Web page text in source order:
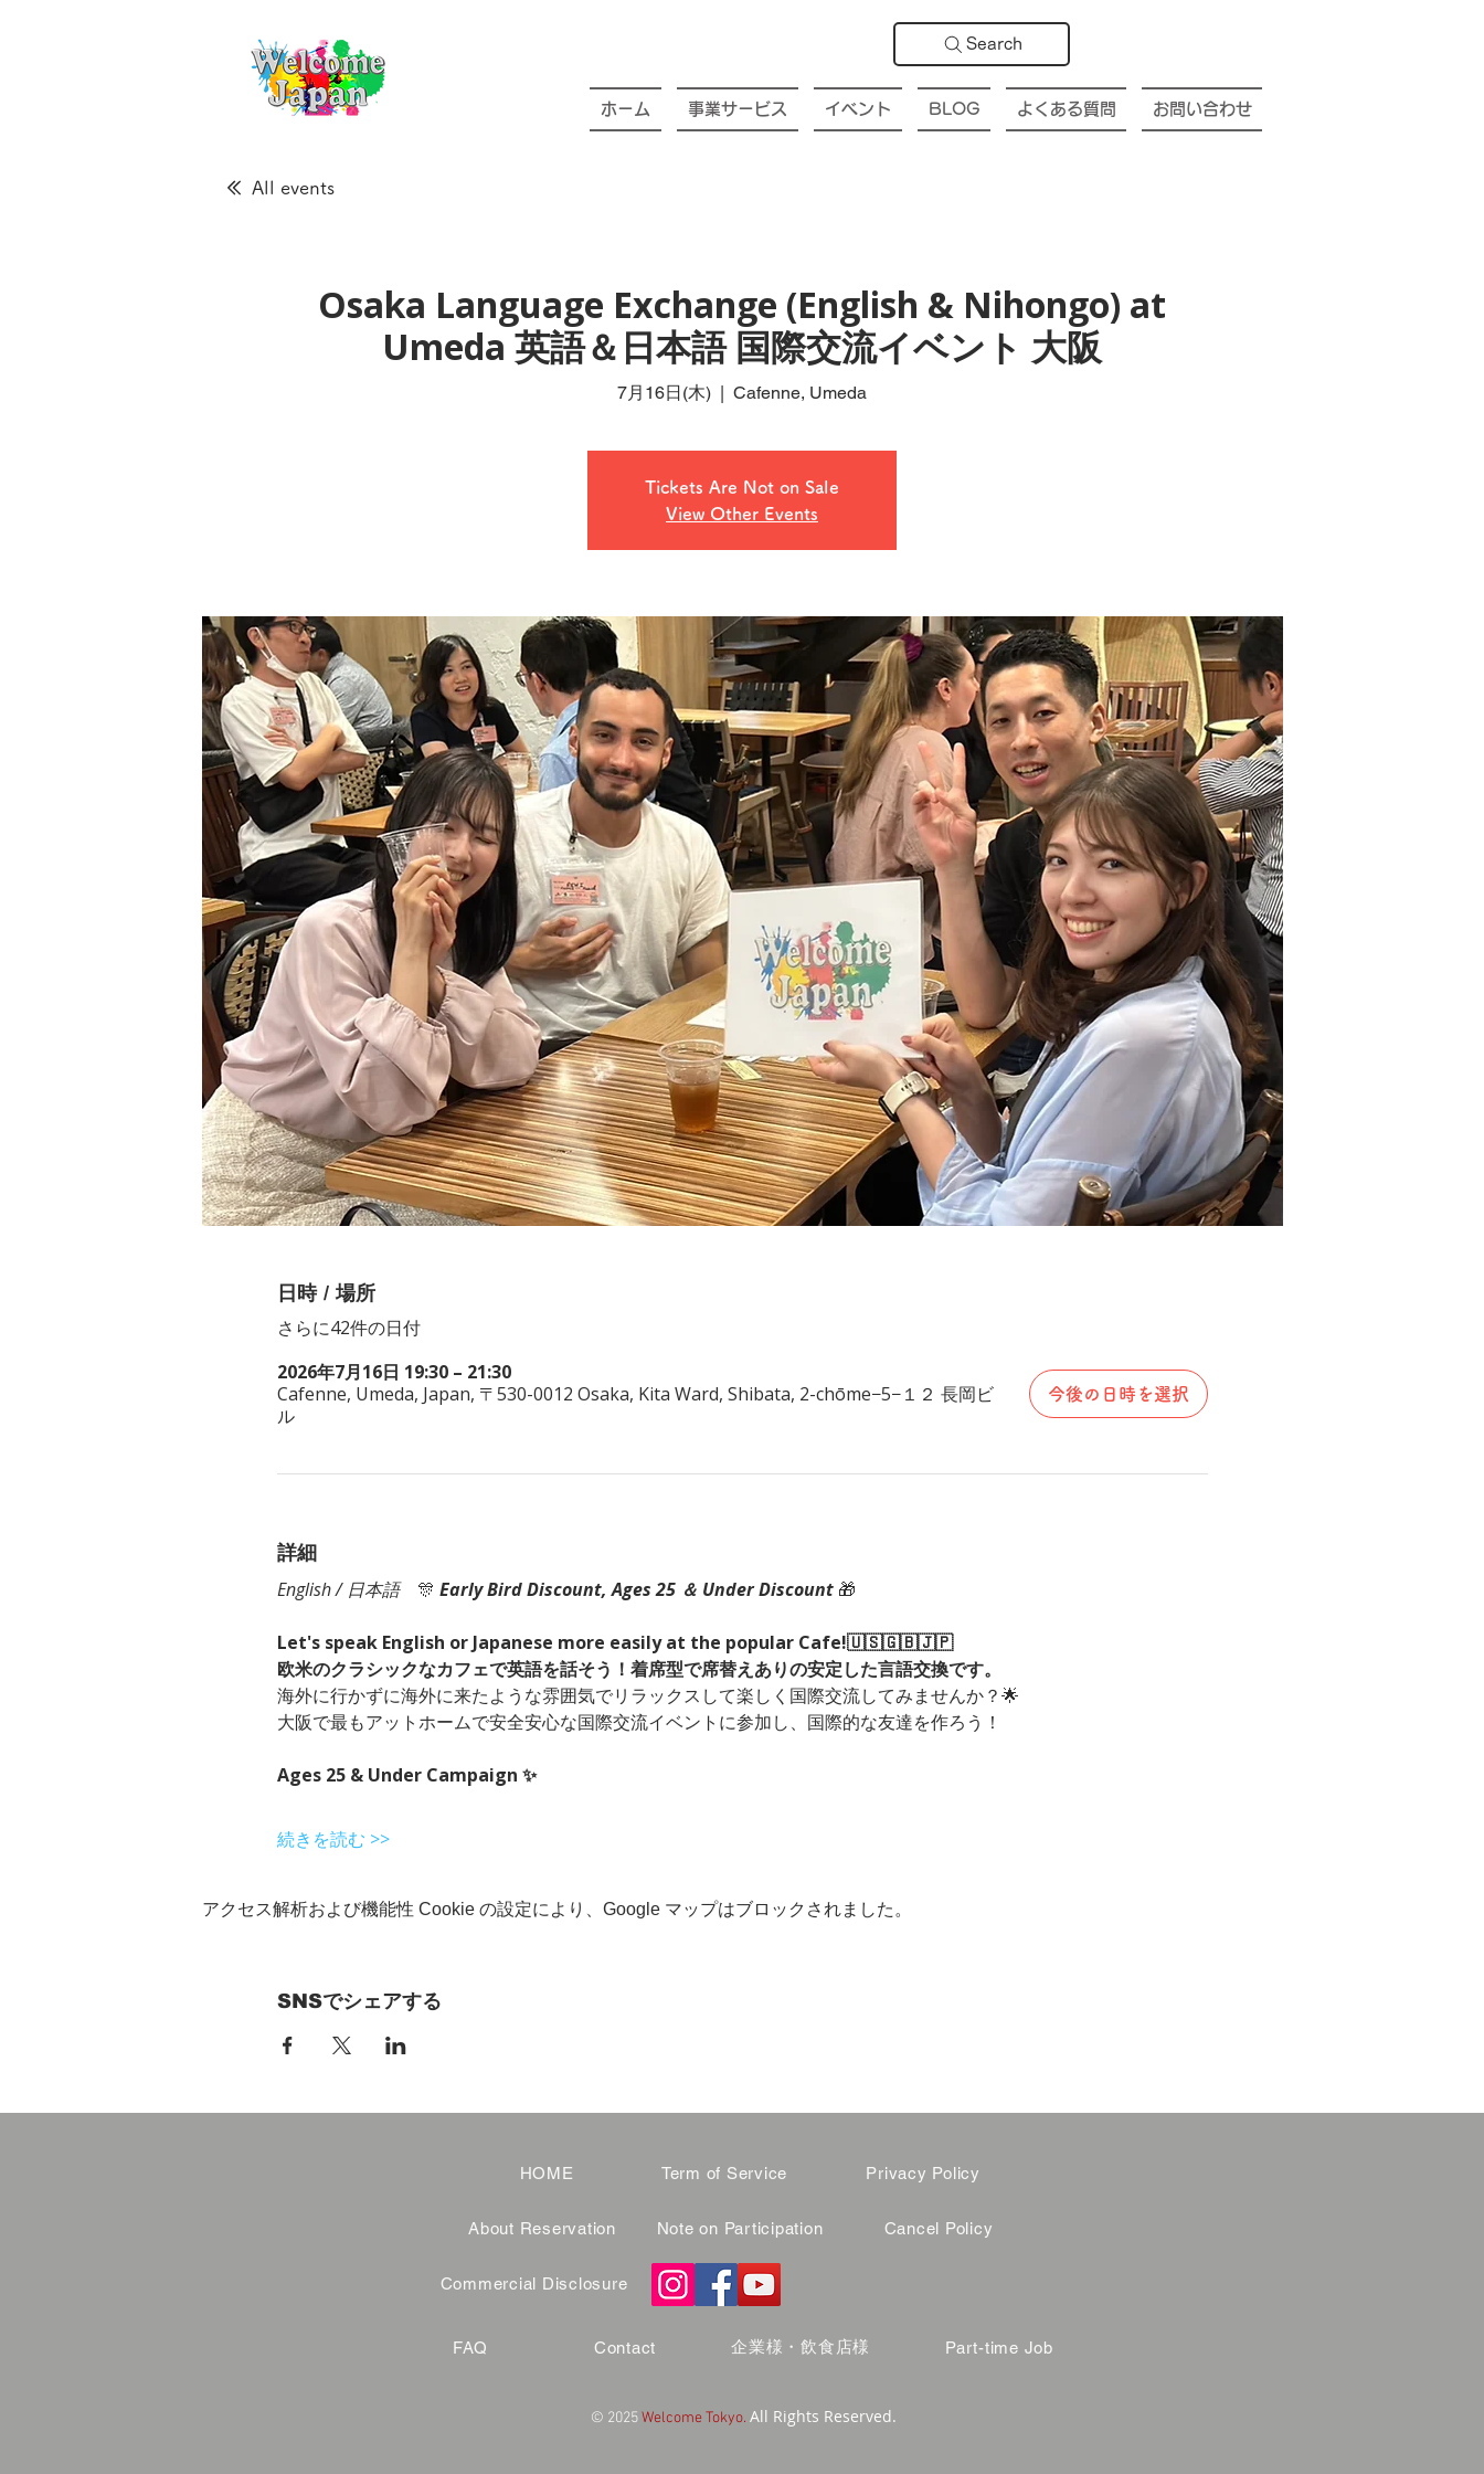
Search
ホーム 事業サービス イベント BLOG よくある質問 お問い合わせ
All events
Osaka Language Exchange (English & Nihongo) at
Umeda 英語＆日本語 国際交流イベント 大阪
7月16日(木)
  |
Cafenne, Umeda
Tickets Are Not on Sale
View Other Events
日時 / 場所
さらに42件の日付
2026年7月16日 19:30 – 21:30
Cafenne, Umeda, Japan, 〒530-0012 Osaka, Kita Ward, Shibata, 2-chōme−5−１２ 長岡ビ
ル
今後の日時を選択
詳細
English / 日本語 🎊 Early Bird Discount, Ages 25 ＆ Under Discount 🎁
Let's speak English or Japanese more easily at the popular Cafe!🇺🇸🇬🇧🇯🇵
欧米のクラシックなカフェで英語を話そう！着席型で席替えありの安定した言語交換です。
海外に行かずに海外に来たような雰囲気でリラックスして楽しく国際交流してみませんか？🌟
大阪で最もアットホームで安全安心な国際交流イベントに参加し、国際的な友達を作ろう！
Ages 25 & Under Campaign ✨
続きを読む >>
アクセス解析および機能性 Cookie の設定により、Google マップはブロックされました。
SNSでシェアする
HOME
About Reservation
Term of Service
Note on Participation
Privacy Policy
Cancel Policy
Commercial Disclosure
FAQ Contact 企業様・飲食店様 Part-time Job
© 2025Welcome Tokyo. All Rights Reserved.